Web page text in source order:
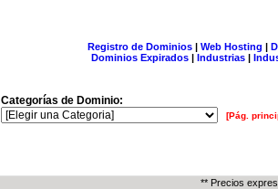
Registro de Dominios| Web Hosting |
Dominios Expirados | Industrias |
Categorías de Dominio:
[Pág.
** Precios